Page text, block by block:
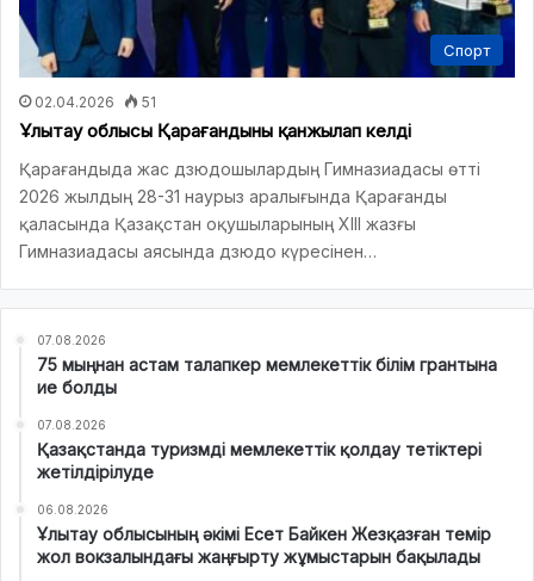
Спорт
02.04.2026 51
Ұлытау облысы Қарағандыны қанжылап келді
Қарағандыда жас дзюдошылардың Гимназиадасы өтті
2026 жылдың 28-31 наурыз аралығында Қарағанды
қаласында Қазақстан оқушыларының XIII жазғы
Гимназиадасы аясында дзюдо күресінен…
07.08.2026
75 мыңнан астам талапкер мемлекеттік білім грантына
ие болды
07.08.2026
Қазақстанда туризмді мемлекеттік қолдау тетіктері
жетілдірілуде
06.08.2026
Ұлытау облысының әкімі Есет Байкен Жезқазған темір
жол вокзалындағы жаңғырту жұмыстарын бақылады